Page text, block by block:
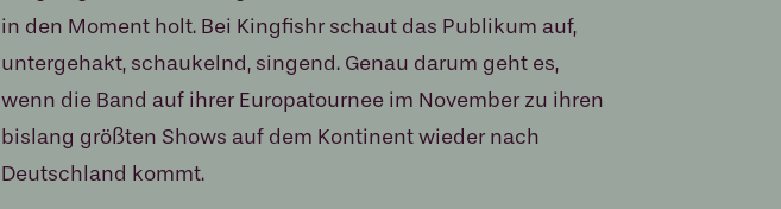
in den Moment holt. Bei Kingfishr schaut das Publikum auf,
untergehakt, schaukelnd, singend. Genau darum geht es,
wenn die Band auf ihrer Europatournee im November zu ihren
bislang größten Shows auf dem Kontinent wieder nach
Deutschland kommt.